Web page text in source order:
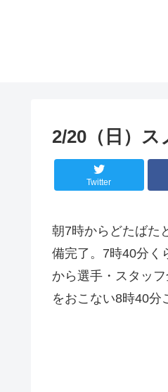
2/20（日）ス
Twitter
朝7時からどたばた
備完了。7時40分く
から選手・スタッ
をおこない8時40分